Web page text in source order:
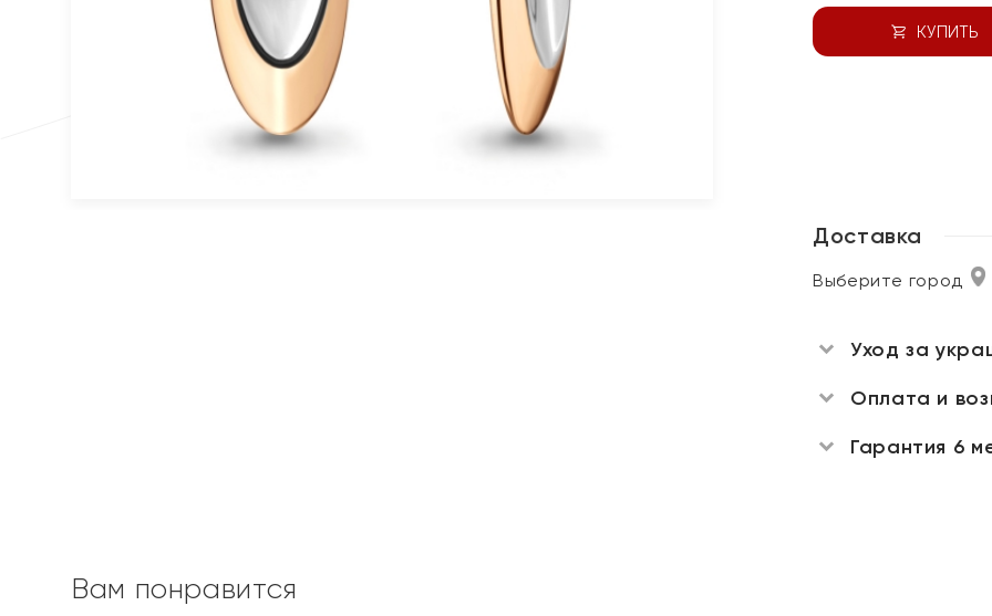
КУПИТЬ
Доставка
Выберите город
Уход за
Оплата и
Гарантия 6
Вам понравится